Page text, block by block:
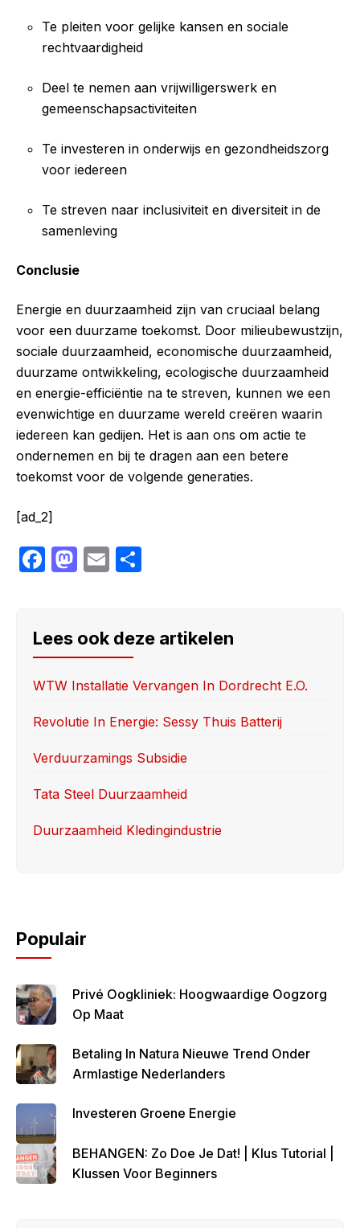
Te pleiten voor gelijke kansen en sociale
rechtvaardigheid
Deel te nemen aan vrijwilligerswerk en
gemeenschapsactiviteiten
Te investeren in onderwijs en gezondheidszorg
voor iedereen
Te streven naar inclusiviteit en diversiteit in de
samenleving
Conclusie
Energie en duurzaamheid zijn van cruciaal belang
voor een duurzame toekomst. Door milieubewustzijn,
sociale duurzaamheid, economische duurzaamheid,
duurzame ontwikkeling, ecologische duurzaamheid
en energie-efficiëntie na te streven, kunnen we een
evenwichtige en duurzame wereld creëren waarin
iedereen kan gedijen. Het is aan ons om actie te
ondernemen en bij te dragen aan een betere
toekomst voor de volgende generaties.
[ad_2]
F
e
b
o
o
M
o
d
o
n
E
e
Lees ook deze artikelen
WTW Installatie Vervangen In Dordrecht E.o.
Revolutie In Energie: Sessy Thuis Batterij
Verduurzamings Subsidie
Tata Steel Duurzaamheid
Duurzaamheid Kledingindustrie
Populair
Privé Oogkliniek: Hoogwaardige Oogzorg
Op Maat
Betaling In Natura Nieuwe Trend Onder
Armlastige Nederlanders
Investeren Groene Energie
BEHANGEN: Zo Doe Je Dat! | Klus Tutorial |
Klussen Voor Beginners